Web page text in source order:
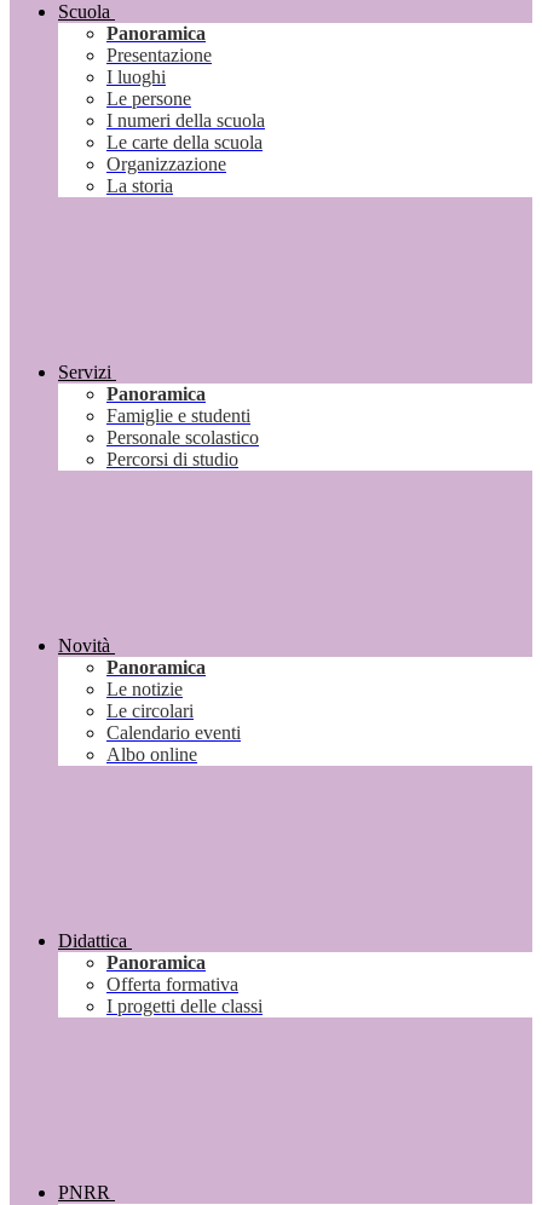
Scuola
Panoramica
Presentazione
I luoghi
Le persone
I numeri della scuola
Le carte della scuola
Organizzazione
La storia
Servizi
Panoramica
Famiglie e studenti
Personale scolastico
Percorsi di studio
Novità
Panoramica
Le notizie
Le circolari
Calendario eventi
Albo online
Didattica
Panoramica
Offerta formativa
I progetti delle classi
PNRR